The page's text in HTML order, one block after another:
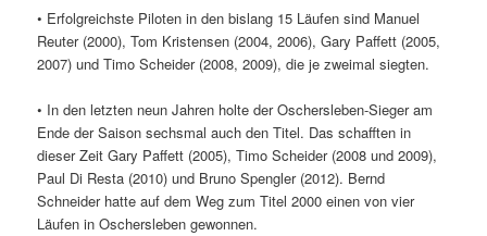
• Erfolgreichste Piloten in den bislang 15 Läufen sind Manuel
Reuter (2000), Tom Kristensen (2004, 2006), Gary Paffett (2005,
2007) und Timo Scheider (2008, 2009), die je zweimal siegten.
• In den letzten neun Jahren holte der Oschersleben-Sieger am
Ende der Saison sechsmal auch den Titel. Das schafften in
dieser Zeit Gary Paffett (2005), Timo Scheider (2008 und 2009),
Paul Di Resta (2010) und Bruno Spengler (2012). Bernd
Schneider hatte auf dem Weg zum Titel 2000 einen von vier
Läufen in Oschersleben gewonnen.